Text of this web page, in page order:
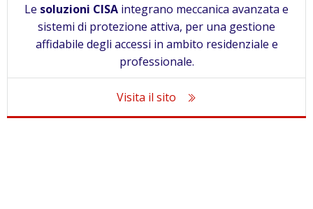
Le soluzioni CISA integrano meccanica avanzata e
sistemi di protezione attiva, per una gestione
affidabile degli accessi in ambito residenziale e
professionale.
Visita il sito